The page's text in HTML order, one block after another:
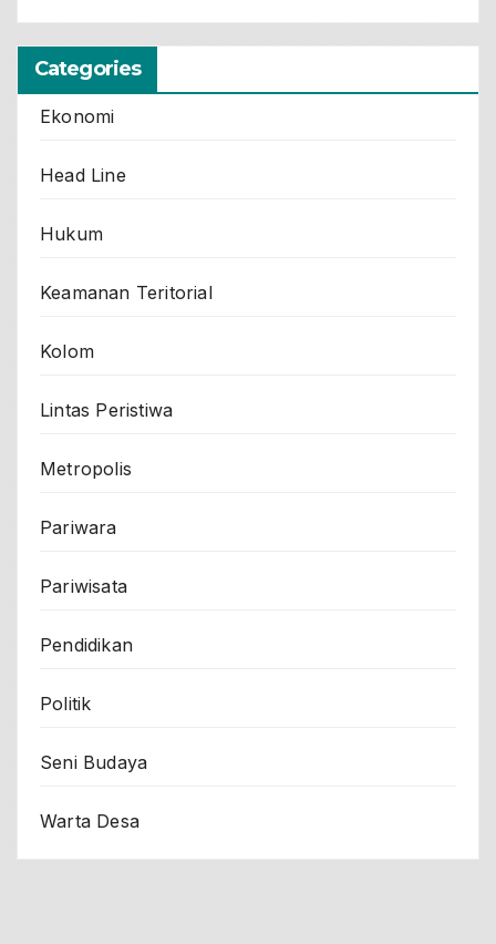
Categories
Ekonomi
Head Line
Hukum
Keamanan Teritorial
Kolom
Lintas Peristiwa
Metropolis
Pariwara
Pariwisata
Pendidikan
Politik
Seni Budaya
Warta Desa